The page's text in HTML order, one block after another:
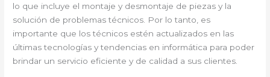
lo que incluye el montaje y desmontaje de piezas y la
solución de problemas técnicos. Por lo tanto, es
importante que los técnicos estén actualizados en las
últimas tecnologías y tendencias en informática para poder
brindar un servicio eficiente y de calidad a sus clientes.